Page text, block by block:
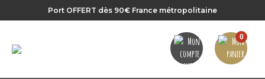
Port OFFERT dès 90€ France métropolitaine
0